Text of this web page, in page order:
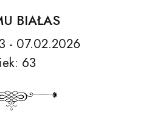
BIAŁAS
- 07.02.2026
63